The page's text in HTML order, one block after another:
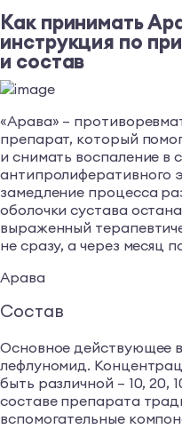
Как принимать
инструкция по
и состав
«Арава» –
препарат, который
и снимать воспаление в
антипролиферативного
замедление процесса
оболочки сустава
выраженный
не сразу, а через месяц
Арава
Состав
Основное действующее
лефлуномид.
быть различной – 10, 20,
составе препарата
вспомогательные